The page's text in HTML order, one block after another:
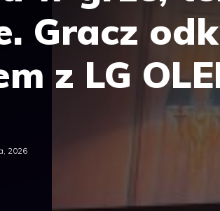
Gracz
z LG
2026